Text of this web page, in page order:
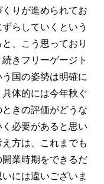
りが進められてお
らしていくという
、こう思っており
きフリーゲージト
国の姿勢は明確に
体的には今年秋ぐ
きの評価がどうな
必要があると思い
方は、これまでも
業時期をできるだ
には違いございま